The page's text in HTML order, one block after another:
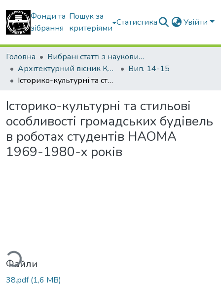
Фонди та
зібрання
Пошук за
критеріями
Статистика Увійти
Головна
Вибрані статті з наукових збірників КНУБА
Архітектурний вісник КНУБА
Вип. 14-15
Історико-культурні та стильові особливості громадських будівель в роботах студентів НАОМА 1969-1980-х років
Історико-культурні та стильові
особливості громадських будівель
в роботах студентів НАОМА
1969-1980-х років
Файли
38.pdf(1,6 MB)